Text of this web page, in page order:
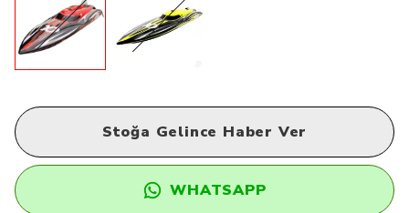
Stoğa Gelince Haber Ver
WHATSAPP